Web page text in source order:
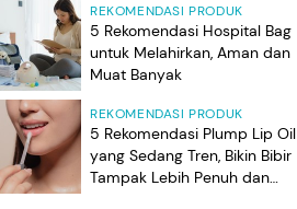
REKOMENDASI PRODUK
5 Rekomendasi Hospital Bag
untuk Melahirkan, Aman dan
Muat Banyak
REKOMENDASI PRODUK
5 Rekomendasi Plump Lip Oil
yang Sedang Tren, Bikin Bibir
Tampak Lebih Penuh dan